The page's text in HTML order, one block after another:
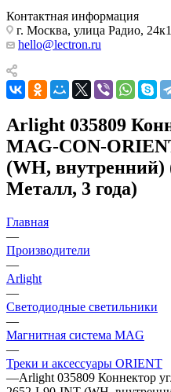
Контактная информация
г. Москва, улица Радио, 24к1
hello@lectron.ru
Arlight 035809
MAG-CON-
(WH,
Металл, 3 года)
Главная
—
Производители
—
Arlight
—
Светодиодные светильники
—
Магнитная система MAG
—
Треки и аксессуары ORIENT
—Arlight 035809 Коннектор